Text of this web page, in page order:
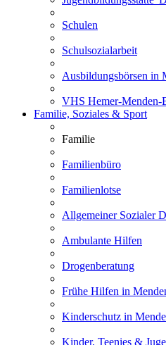
Schulen
Schulsozialarbeit
Ausbildungsbörsen in
VHS Hemer-Menden-
Familie, Soziales & Sport
Familie
Familienbüro
Familienlotse
Allgemeiner Sozialer
Ambulante Hilfen
Drogenberatung
Frühe Hilfen in
Kinderschutz in
Kinder, Teenies &